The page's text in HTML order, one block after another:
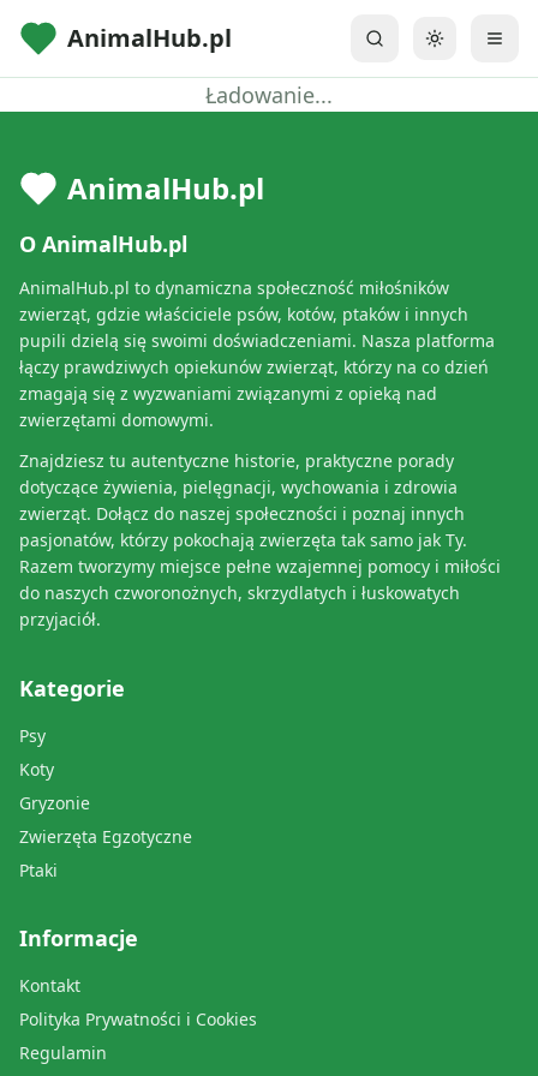
AnimalHub.pl Przełącz
Ładowanie...
AnimalHub.pl
O AnimalHub.pl
AnimalHub.pl to dynamiczna społeczność miłośników
zwierząt, gdzie właściciele psów, kotów, ptaków i innych
pupili dzielą się swoimi doświadczeniami. Nasza platforma
łączy prawdziwych opiekunów zwierząt, którzy na co dzień
zmagają się z wyzwaniami związanymi z opieką nad
zwierzętami domowymi.
Znajdziesz tu autentyczne historie, praktyczne porady
dotyczące żywienia, pielęgnacji, wychowania i zdrowia
zwierząt. Dołącz do naszej społeczności i poznaj innych
pasjonatów, którzy pokochają zwierzęta tak samo jak Ty.
Razem tworzymy miejsce pełne wzajemnej pomocy i miłości
do naszych czworonożnych, skrzydlatych i łuskowatych
przyjaciół.
Kategorie
Psy
Koty
Gryzonie
Zwierzęta Egzotyczne
Ptaki
Informacje
Kontakt
Polityka Prywatności i Cookies
Regulamin